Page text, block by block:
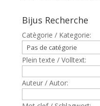
Bijus Recherche
Catègorie / Kategorie:
Plein texte / Volltext:
Auteur / Autor: